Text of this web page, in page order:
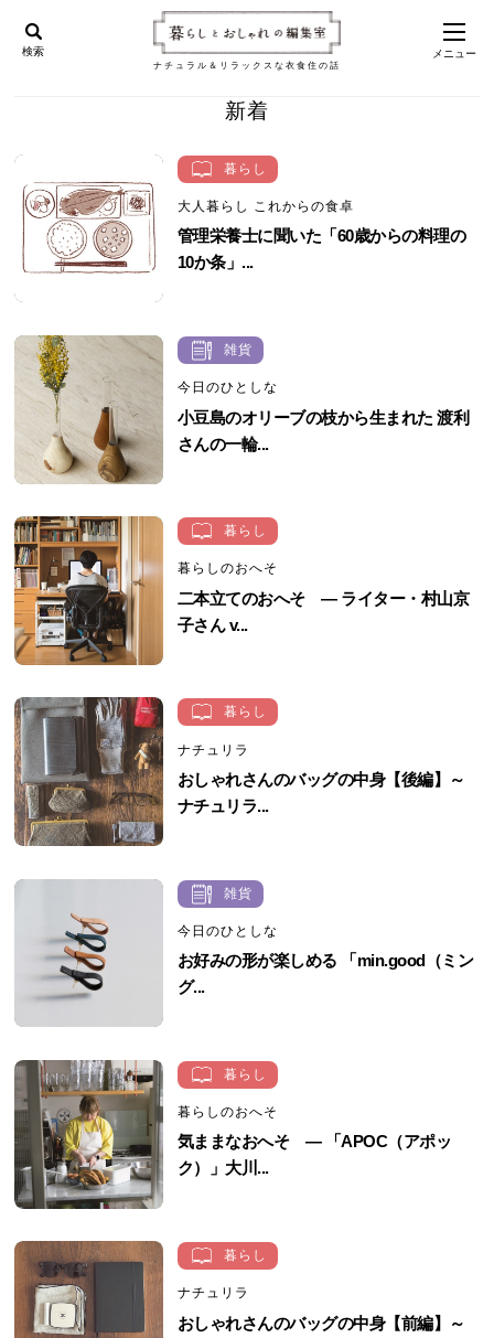
ナチュラル＆リラックスな衣食住の話
検索 メニュー
新着
暮らし
大人暮らし これからの食卓
管理栄養士に聞いた「60歳からの料理の
10か条」...
雑貨
今日のひとしな
小豆島のオリーブの枝から生まれた 渡利
さんの一輪...
暮らし
暮らしのおへそ
二本立てのおへそ ― ライター・村山京
子さん v...
暮らし
ナチュリラ
おしゃれさんのバッグの中身【後編】～
ナチュリラ...
雑貨
今日のひとしな
お好みの形が楽しめる 「min.good（ミン
グ...
暮らし
暮らしのおへそ
気ままなおへそ ― 「APOC（アポッ
ク）」大川...
暮らし
ナチュリラ
おしゃれさんのバッグの中身【前編】～